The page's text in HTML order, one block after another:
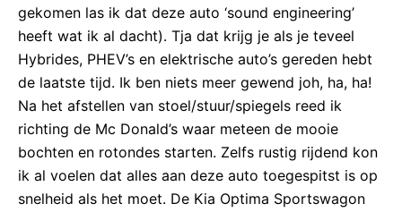
gekomen las ik dat deze auto ‘sound engineering’
heeft wat ik al dacht). Tja dat krijg je als je teveel
Hybrides, PHEV’s en elektrische auto’s gereden hebt
de laatste tijd. Ik ben niets meer gewend joh, ha, ha!
Na het afstellen van stoel/stuur/spiegels reed ik
richting de Mc Donald’s waar meteen de mooie
bochten en rotondes starten. Zelfs rustig rijdend kon
ik al voelen dat alles aan deze auto toegespitst is op
snelheid als het moet. De Kia Optima Sportswagon